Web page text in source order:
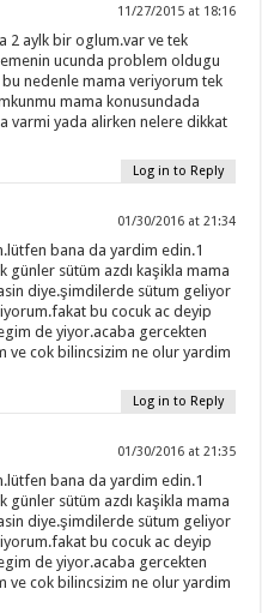
11/27/2015 at 18:16
2 aylk bir oglum.var ve tek
ucunda problem oldugu
nedenle mama veriyorum tek
mama konusundada
varmi yada alirken nelere dikkat
Log in to Reply
01/30/2016 at 21:34
bana da yardim edin.1
günler sütüm azdı kaşikla mama
diye.şimdilerde sütum geliyor
bu cocuk ac deyip
de yiyor.acaba gercekten
ve cok bilincsizim ne olur yardim
Log in to Reply
01/30/2016 at 21:35
bana da yardim edin.1
günler sütüm azdı kaşikla mama
diye.şimdilerde sütum geliyor
bu cocuk ac deyip
de yiyor.acaba gercekten
ve cok bilincsizim ne olur yardim